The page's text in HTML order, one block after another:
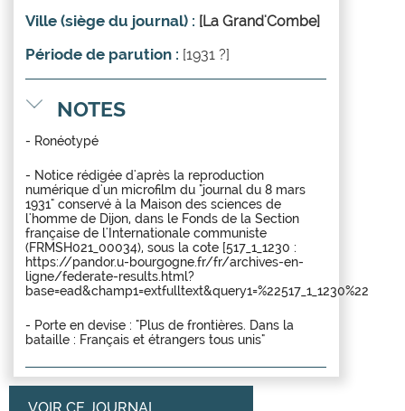
Ville (siège du journal) : [La Grand'Combe]
Période de parution : [1931 ?]
NOTES
- Ronéotypé
- Notice rédigée d'après la reproduction
numérique d'un microfilm du "journal du 8 mars
1931" conservé à la Maison des sciences de
l'homme de Dijon, dans le Fonds de la Section
française de l'Internationale communiste
(FRMSH021_00034), sous la cote [517_1_1230 :
https://pandor.u-bourgogne.fr/fr/archives-en-
ligne/federate-results.html?
base=ead&champ1=extfulltext&query1=%22517_1_1230%22
- Porte en devise : "Plus de frontières. Dans la
bataille : Français et étrangers tous unis"